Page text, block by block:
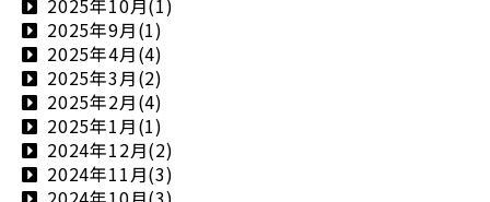
2025年10月(1)
2025年9月(1)
2025年4月(4)
2025年3月(2)
2025年2月(4)
2025年1月(1)
2024年12月(2)
2024年11月(3)